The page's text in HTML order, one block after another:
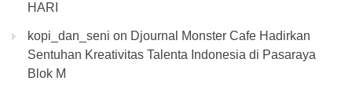
HARI
kopi_dan_seni on Djournal Monster Cafe Hadirkan
Sentuhan Kreativitas Talenta Indonesia di Pasaraya
Blok M